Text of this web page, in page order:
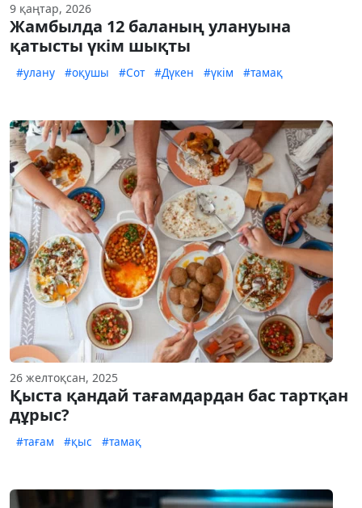
9 қаңтар, 2026
Жамбылда 12 баланың улануына
қатысты үкім шықты
#улану #оқушы #Сот #Дүкен #үкім #тамақ
26 желтоқсан, 2025
Қыста қандай тағамдардан бас тартқан
дұрыс?
#тағам #қыс #тамақ